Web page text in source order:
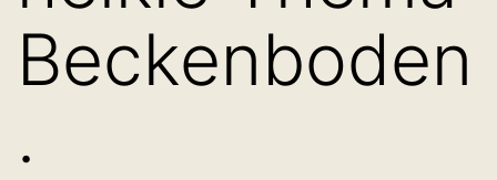
Beckenboden
.